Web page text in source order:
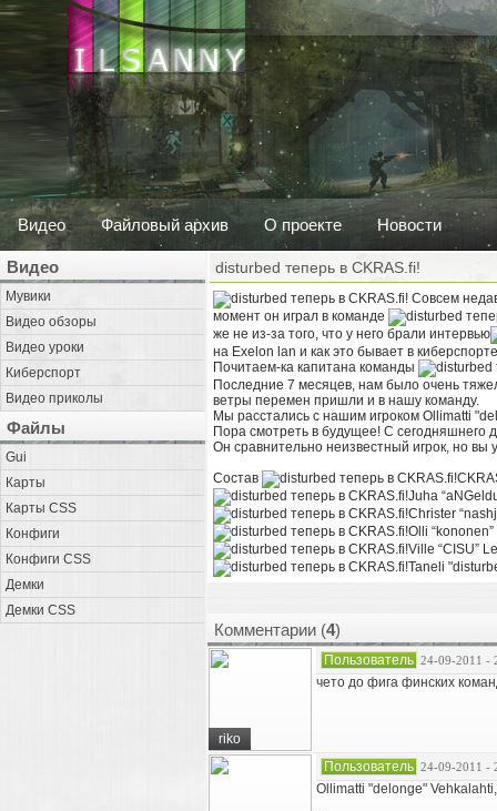
Видео Файловый архив О проекте Новости
Видео
Мувики
Видео обзоры
Видео уроки
Киберспорт
Видео приколы
Файлы
Gui
Карты
Карты CSS
Конфиги
Конфиги CSS
Демки
Демки CSS
disturbed теперь в CKRAS.fi!
Совсем
момент он играл в команде
же не из-за того, что у него брали интервью
на Exelon lan и как это бывает в
Почитаем-ка капитана команды
Последние 7 месяцев, нам было очень
ветры перемен пришли и в нашу команду.
Мы расстались с нашим игроком Ollimatti
Пора смотреть в будущее! С сегодняшнего
Он сравнительно неизвестный игрок, но вы
Состав
Juha
Christer
Olli
Ville “CISU”
Taneli
Комментарии (4)
riko
Пользователь 24-09-2011 -
чето до фига финских
Пользователь 24-09-2011 -
Ollimatti "delonge"